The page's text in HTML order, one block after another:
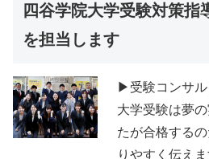
四谷学院大学受験対策指
を担当します
▶受験コンサル
大学受験は夢
たが合格する
りやすく伝えま